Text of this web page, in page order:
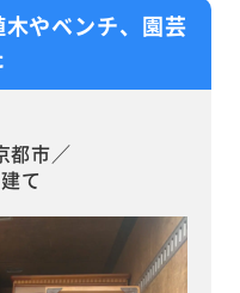
やベンチ、園芸
都市／
て